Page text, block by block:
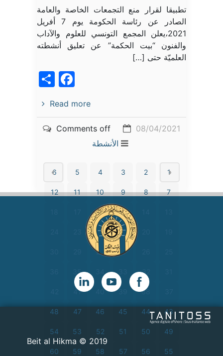
تطبيقا لقرار منع التجمعات الخاصة والعامة
الصادر عن رئاسة الحكومة يوم 7 أفريل
2021،يعلن المجمع التونسي للعلوم والآداب
والفنون “بيت الحكمة” عن تعليق أنشطته
العلميّة حتى […]
Read more
08/04/2021
Comments off
الأنشطة
1
2
3
4
5
6
7
8
9
10
11
12
15
16
21
22
27
28
32
35
38
39
40
41
43
44
45
46
47
48
49
50
51
52
53
54
55
56
57
58
59
60
2019 © Beit al Hikma